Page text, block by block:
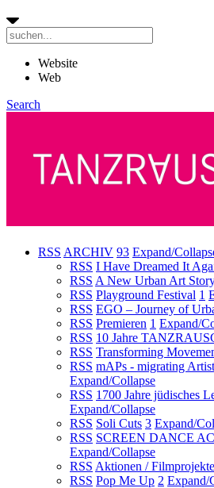
Website
Web
Search
RSS ARCHIV 93 Expand/
RSS I Have Dreamed It
RSS A New Urban Art
RSS Playground Festival 1
RSS EGO – Journey of
RSS Premieren 1 Expand/
RSS 10 Jahre
RSS Transforming
RSS mAPs - migrating
Expand/Collapse
RSS 1700 Jahre jüdisches
Expand/Collapse
RSS Soli Cuts 3 Expand/
RSS SCREEN DANCE
Expand/Collapse
RSS Aktionen / Filmprojekte
RSS Pop Me Up 2 Expand/